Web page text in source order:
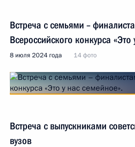
Встреча с семьями –
Всероссийского конкурса
8 июля 2024 года 14 фото
Встреча с выпускниками
вузов